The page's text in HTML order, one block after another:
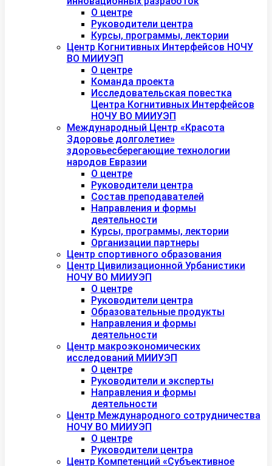
О центре
Руководители центра
Курсы, программы, лектории
Центр Когнитивных Интерфейсов НОЧУ
ВО МИИУЭП
О центре
Команда проекта
Исследовательская повестка
Центра Когнитивных Интерфейсов
НОЧУ ВО МИИУЭП
Международный Центр «Красота
Здоровье долголетие»
здоровьесберегающие технологии
народов Евразии
О центре
Руководители центра
Состав преподавателей
Направления и формы
деятельности
Курсы, программы, лектории
Организации партнеры
Центр спортивного образования
Центр Цивилизационной Урбанистики
НОЧУ ВО МИИУЭП
О центре
Руководители центра
Образовательные продукты
Направления и формы
деятельности
Центр макроэкономических
исследований МИИУЭП
О центре
Руководители и эксперты
Направления и формы
деятельности
Центр Международного сотрудничества
НОЧУ ВО МИИУЭП
О центре
Руководители центра
Центр Компетенций «Субъективное